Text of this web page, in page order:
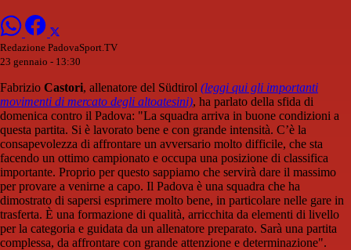
Redazione PadovaSport.TV
23 gennaio - 13:30
Fabrizio Castori, allenatore del Südtirol (leggi qui gli importanti
movimenti di mercato degli altoatesini), ha parlato della sfida di
domenica contro il Padova: "La squadra arriva in buone condizioni a
questa partita. Si è lavorato bene e con grande intensità. C’è la
consapevolezza di affrontare un avversario molto difficile, che sta
facendo un ottimo campionato e occupa una posizione di classifica
importante. Proprio per questo sappiamo che servirà dare il massimo
per provare a venirne a capo. Il Padova è una squadra che ha
dimostrato di sapersi esprimere molto bene, in particolare nelle gare in
trasferta. È una formazione di qualità, arricchita da elementi di livello
per la categoria e guidata da un allenatore preparato. Sarà una partita
complessa, da affrontare con grande attenzione e determinazione".